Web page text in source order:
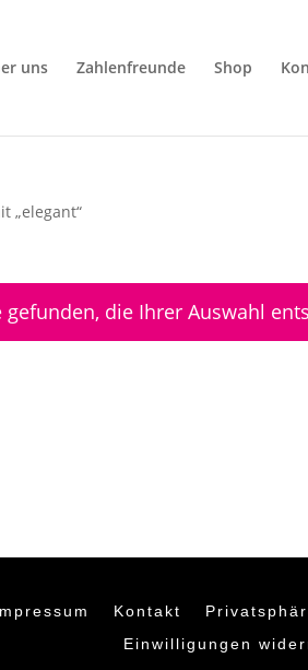
uns Zahlenfreunde Shop
„elegant“
die Ihrer Auswahl
Kontakt
Einwilligungen